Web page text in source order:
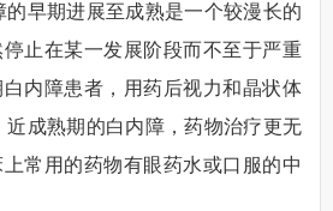
的早期进展至成熟是一个较漫长的
止在某一发展阶段而不至于严重
内障患者，用药后视力和晶状体
近成熟期的白内障，药物治疗更无
常用的药物有眼药水或口服的中